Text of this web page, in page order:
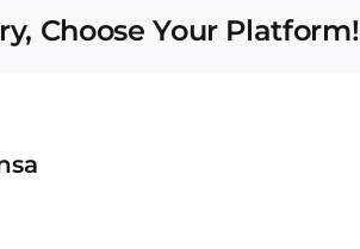
Choose Your Platform!